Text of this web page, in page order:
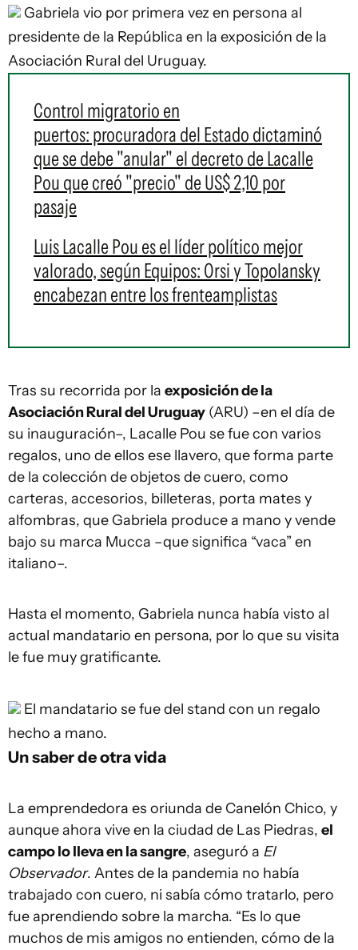
Gabriela vio por primera vez en persona al
presidente de la República en la exposición de la
Asociación Rural del Uruguay.
Control migratorio en
puertos: procuradora del Estado dictaminó
que se debe "anular" el decreto de Lacalle
Pou que creó "precio" de US$ 2,10 por
pasaje
Luis Lacalle Pou es el líder político mejor
valorado, según Equipos: Orsi y Topolansky
encabezan entre los frenteamplistas
Tras su recorrida por la exposición de la
Asociación Rural del Uruguay (ARU) –en el día de
su inauguración–, Lacalle Pou se fue con varios
regalos, uno de ellos ese llavero, que forma parte
de la colección de objetos de cuero, como
carteras, accesorios, billeteras, porta mates y
alfombras, que Gabriela produce a mano y vende
bajo su marca Mucca –que significa “vaca” en
italiano–.
Hasta el momento, Gabriela nunca había visto al
actual mandatario en persona, por lo que su visita
le fue muy gratificante.
El mandatario se fue del stand con un regalo
hecho a mano.
Un saber de otra vida
La emprendedora es oriunda de Canelón Chico, y
aunque ahora vive en la ciudad de Las Piedras, el
campo lo lleva en la sangre, aseguró a El
Observador. Antes de la pandemia no había
trabajado con cuero, ni sabía cómo tratarlo, pero
fue aprendiendo sobre la marcha. “Es lo que
muchos de mis amigos no entienden, cómo de la